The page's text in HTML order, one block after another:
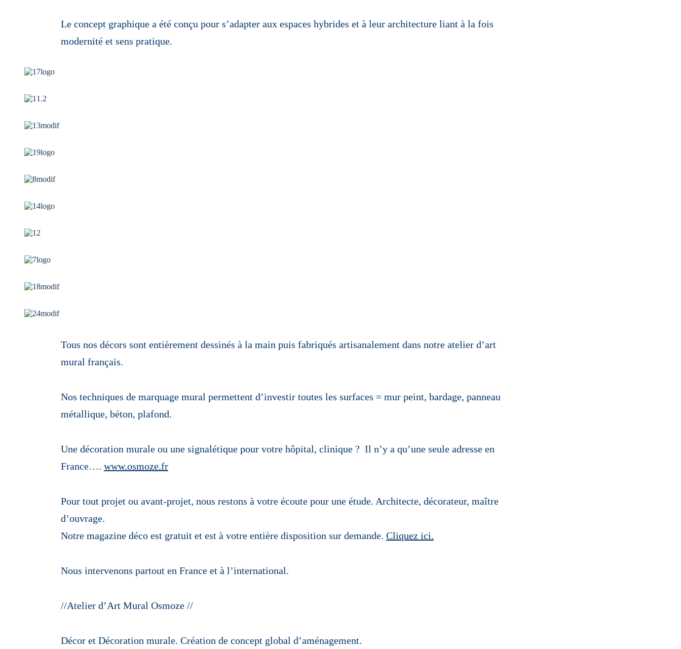
Le concept graphique a été conçu pour s’adapter aux espaces hybrides et à leur architecture liant à la fois
modernité et sens pratique.
Tous nos décors sont entièrement dessinés à la main puis fabriqués artisanalement dans notre atelier d’art
mural français.
Nos techniques de marquage mural permettent d’investir toutes les surfaces = mur peint, bardage, panneau
métallique, béton, plafond.
Une décoration murale ou une signalétique pour votre hôpital, clinique ? Il n’y a qu’une seule adresse en
France…. www.osmoze.fr
Pour tout projet ou avant-projet, nous restons à votre écoute pour une étude. Architecte, décorateur, maître
d’ouvrage.
Notre magazine déco est gratuit et est à votre entière disposition sur demande. Cliquez ici.
Nous intervenons partout en France et à l’international.
//Atelier d’Art Mural Osmoze //
Décor et Décoration murale. Création de concept global d’aménagement.